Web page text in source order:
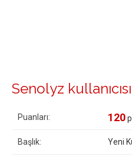
Senolyz
Puanları: 120
Başlık: Yeni